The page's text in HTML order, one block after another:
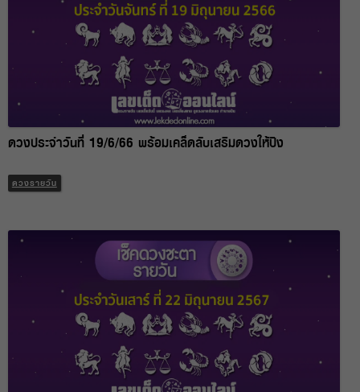
ดวงประจำวันที่ 19/6/66 พร้อมเคล็ดลับเสริมดวงให้ปัง
ดวงรายวัน